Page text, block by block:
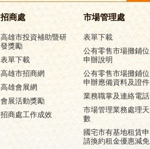
招商處
高雄市投資補助暨研
發獎勵
表單下載
高雄市招商網
高雄會展網
會展活動獎勵
招商處工作成效
市場管理處
表單下載
公有零售市場攤鋪位
申辦說明
公有零售市場攤鋪位
申辦應備資料及證件
業務職掌及連絡電話
市場管理業務處理天
數
國宅市有基地租賃申
請換約租金優惠減免